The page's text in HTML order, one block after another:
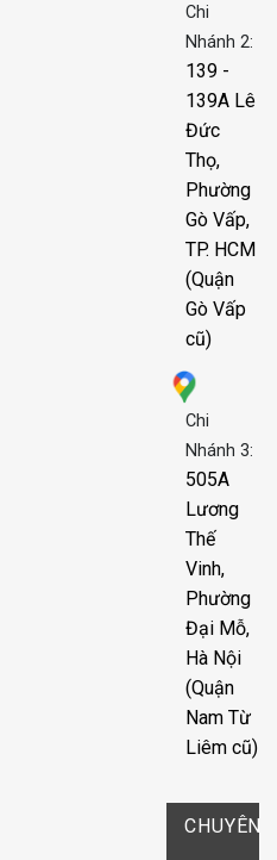
Chi
Nhánh 2:
139 -
139A Lê
Đức
Thọ,
Phường
Gò Vấp,
TP. HCM
(Quận
Gò Vấp
cũ)
Chi
Nhánh 3:
505A
Lương
Thế
Vinh,
Phường
Đại Mỗ,
Hà Nội
(Quận
Nam Từ
Liêm cũ)
CHUYÊN